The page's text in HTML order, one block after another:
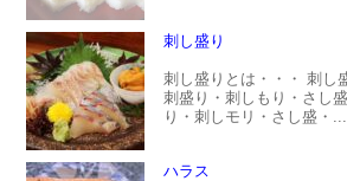
刺し盛り
刺し盛りとは・・・ 刺し
刺盛り・刺しもり・さし
り・刺しモリ・さし盛・...
ハラス